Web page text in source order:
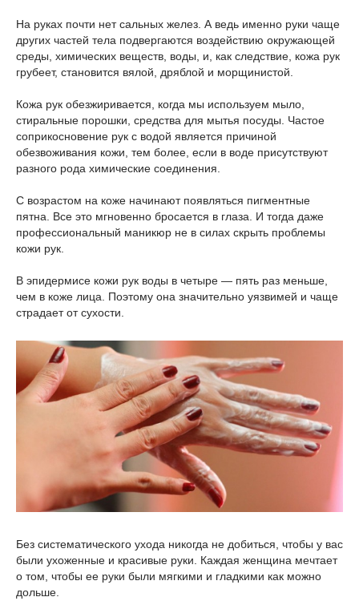
На руках почти нет сальных желез. А ведь именно руки чаще
других частей тела подвергаются воздействию окружающей
среды, химических веществ, воды, и, как следствие, кожа рук
грубеет, становится вялой, дряблой и морщинистой.
Кожа рук обезжиривается, когда мы используем мыло,
стиральные порошки, средства для мытья посуды. Частое
соприкосновение рук с водой является причиной
обезвоживания кожи, тем более, если в воде присутствуют
разного рода химические соединения.
С возрастом на коже начинают появляться пигментные
пятна. Все это мгновенно бросается в глаза. И тогда даже
профессиональный маникюр не в силах скрыть проблемы
кожи рук.
В эпидермисе кожи рук воды в четыре — пять раз меньше,
чем в коже лица. Поэтому она значительно уязвимей и чаще
страдает от сухости.
Без систематического ухода никогда не добиться, чтобы у вас
были ухоженные и красивые руки. Каждая женщина мечтает
о том, чтобы ее руки были мягкими и гладкими как можно
дольше.